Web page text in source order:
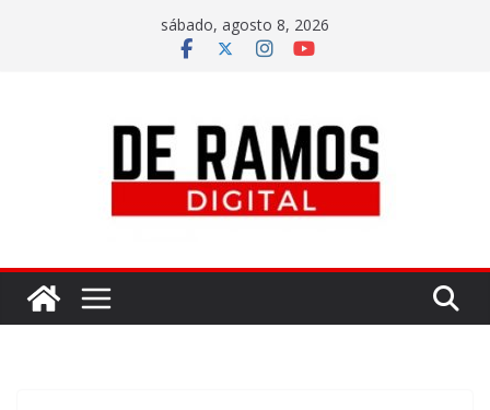
sábado, agosto 8, 2026